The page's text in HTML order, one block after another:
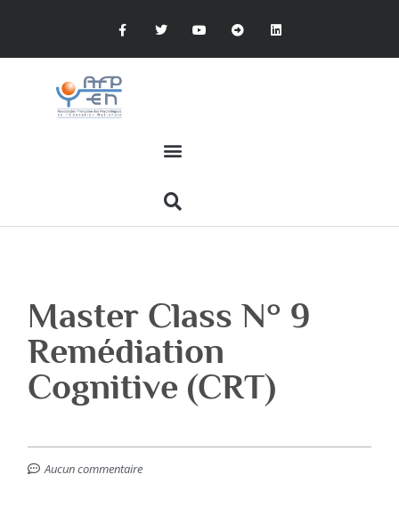
Master Class N° 9
Remédiation
Cognitive (CRT)
Aucun commentaire